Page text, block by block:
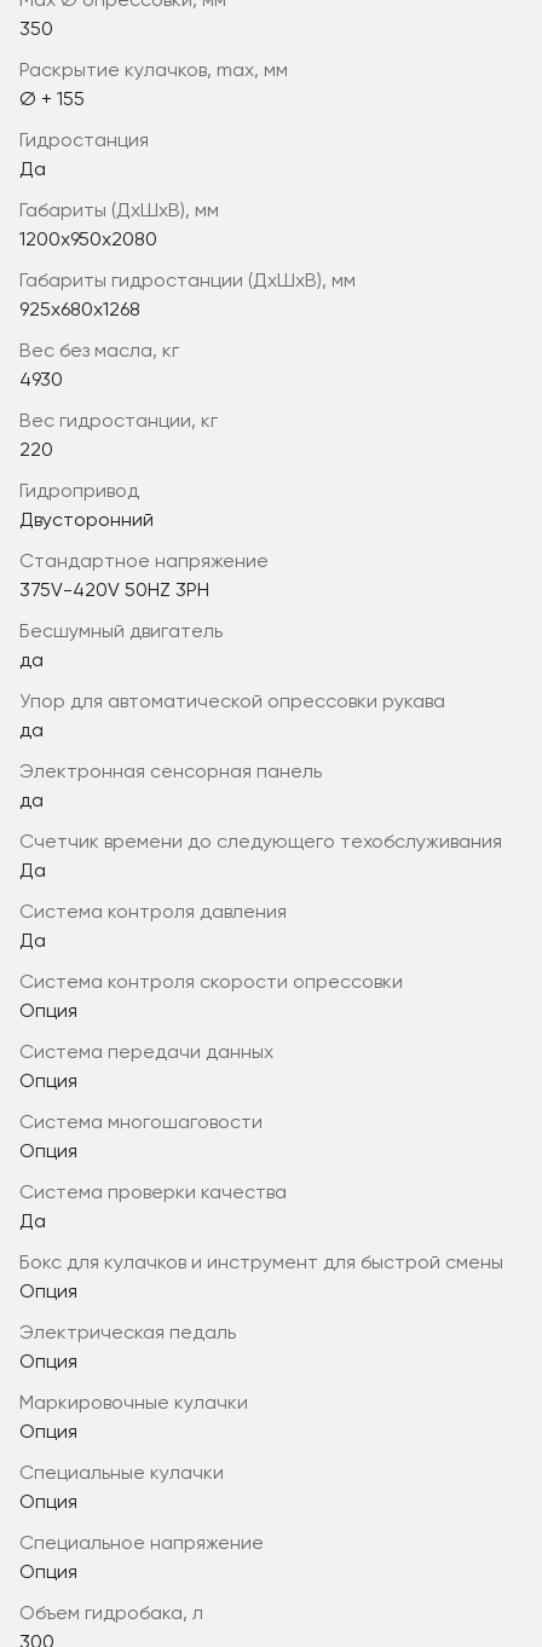
350
раскрытие кулачков, max, мм
Ø + 155
гидростанция
Да
габариты (ДхШхВ), мм
1200x950x2080
габариты гидростанции (ДхШхВ), мм
925х680х1268
вес без масла, кг
4930
вес гидростанции, кг
220
гидропривод
Двусторонний
стандартное напряжение
375V-420V 50HZ 3PH
бесшумный двигатель
да
упор для автоматической опрессовки рукава
да
электронная сенсорная панель
да
счетчик времени до следующего техобслуживания
Да
система контроля давления
Да
система контроля скорости опрессовки
Опция
система передачи данных
Опция
система многошаговости
Опция
система проверки качества
Да
бокс для кулачков и инструмент для быстрой смены
Опция
электрическая педаль
Опция
маркировочные кулачки
Опция
специальные кулачки
Опция
специальное напряжение
Опция
объем гидробака, л